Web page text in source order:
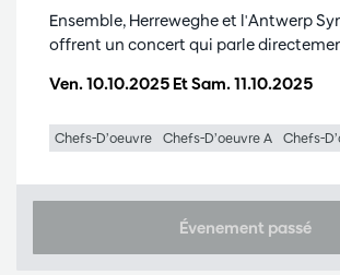
Ven. 10.10.2025 EtSam. 11.10.2025
Ensemble, Herreweghe et l'Antwerp
offrent un concert qui parle
Chefs-D’oeuvre Chefs-D’oeuvre A Chefs-
Évenement passé